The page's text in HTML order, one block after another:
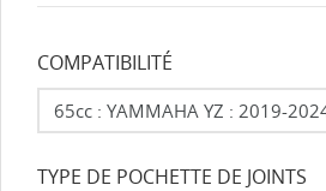
COMPATIBILITÉ
TYPE DE POCHETTE DE JOINTS